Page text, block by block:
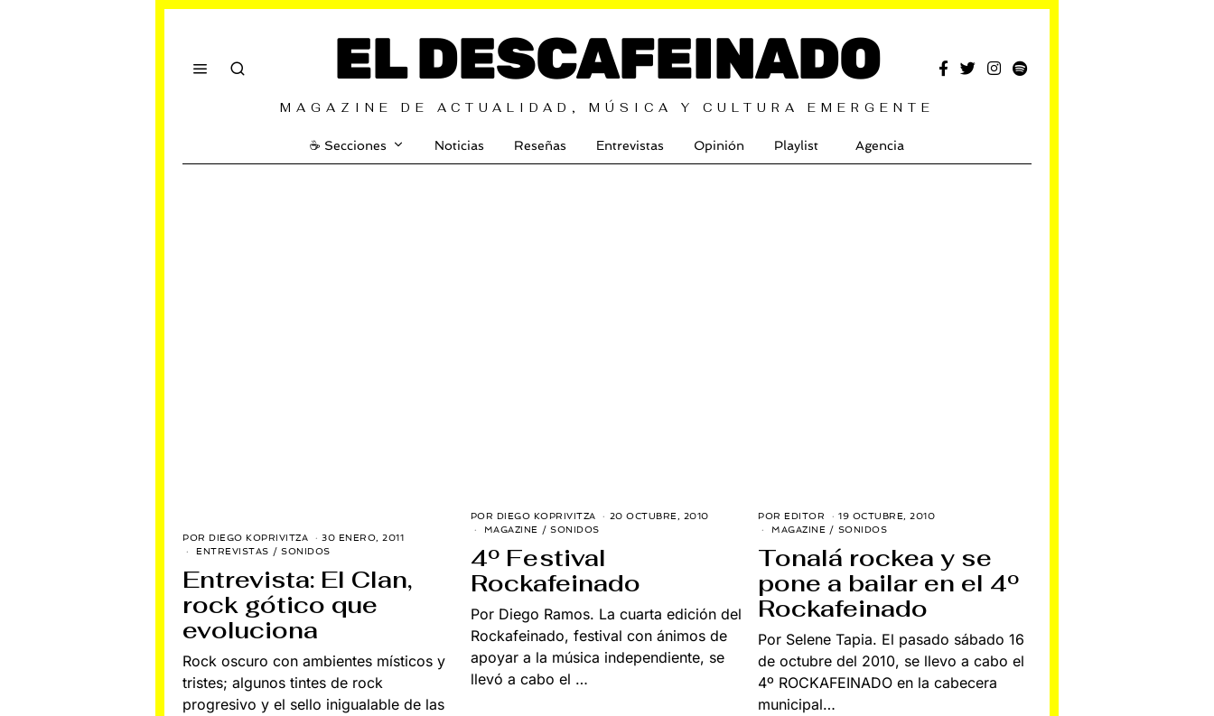
EL DESCAFEINADO
MAGAZINE DE ACTUALIDAD, MÚSICA Y CULTURA EMERGENTE
☕️ Secciones Noticias Reseñas Entrevistas Opinión Playlist Agencia
POR DIEGO KOPRIVITZA 30 ENERO, 2011
O
V
E
0
ENTREVISTAS / SONIDOS
Entrevista: El Clan,
rock gótico que
evoluciona
Rock oscuro con ambientes místicos y
tristes; algunos tintes de rock
progresivo y el sello inigualable de las
POR DIEGO KOPRIVITZA 20 OCTUBRE, 2010
2
0
1
6
MAGAZINE / SONIDOS
4º Festival
Rockafeinado
Por Diego Ramos. La cuarta edición del
Rockafeinado, festival con ánimos de
apoyar a la música independiente, se
llevó a cabo el …
POREDITOR 19 OCTUBRE, 2010
N
R
O
1
MAGAZINE / SONIDOS
Tonalá rockea y se
pone a bailar en el 4º
Rockafeinado
Por Selene Tapia. El pasado sábado 16
de octubre del 2010, se llevo a cabo el
4º ROCKAFEINADO en la cabecera
municipal…